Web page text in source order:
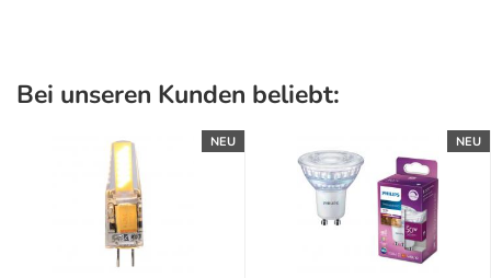
Bei unseren Kunden beliebt:
NEU NEU